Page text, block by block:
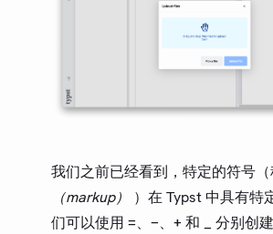
我们之前已经看到，特定的符号
（markup）
）在 Typst 中具有特
们可以使用 =、 -、 + 和
分别创